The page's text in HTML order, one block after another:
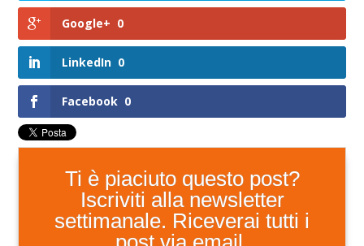
Google+ 0
LinkedIn 0
Facebook 0
Ti è piaciuto questo post?
Iscriviti alla newsletter
settimanale. Riceverai tutti i